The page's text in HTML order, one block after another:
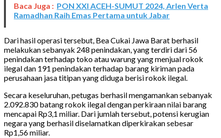
Baca Juga : PON XXI ACEH-SUMUT 2024, Arlen Verta
Ramadhan Raih Emas Pertama untuk Jabar
Dari hasil operasi tersebut, Bea Cukai Jawa Barat berhasil
melakukan sebanyak 248 penindakan, yang terdiri dari 56
penindakan terhadap toko atau warung yang menjual rokok
ilegal dan 191 penindakan terhadap barang kiriman pada
perusahaan jasa titipan yang diduga berisi rokok ilegal.
Secara keseluruhan, petugas berhasil mengamankan sebanyak
2.092.830 batang rokok ilegal dengan perkiraan nilai barang
mencapai Rp3,1 miliar. Dari jumlah tersebut, potensi kerugian
negara yang berhasil diselamatkan diperkirakan sebesar
Rp1,56 miliar.